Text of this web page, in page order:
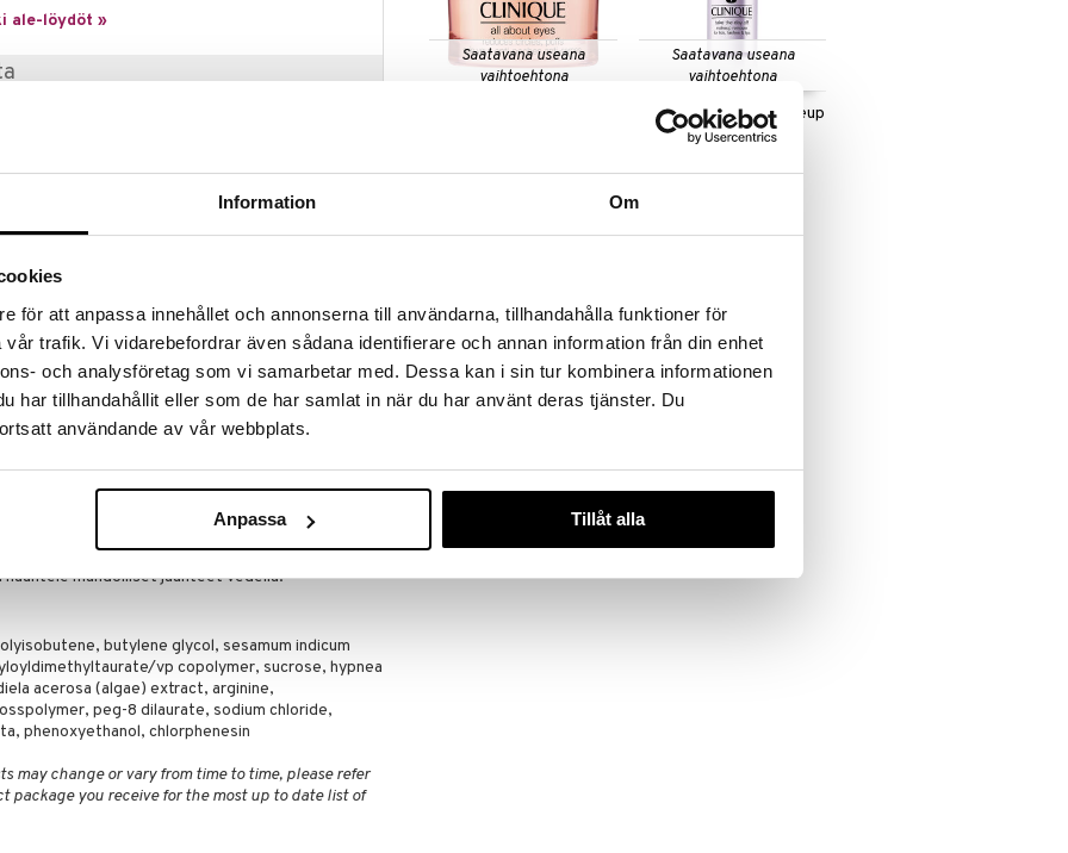
Information Om
för att anpassa innehållet och annonserna till användarna, tillhandahålla funktioner för
trafik. Vi vidarebefordrar även sådana identifierare och annan information från din enhet
och analysföretag som vi samarbetar med. Dessa kan i sin tur kombinera informationen
har tillhandahållit eller som de har samlat in när du har använt deras tjänster. Du
användande av vår webbplats.
Anpassa Tillåt alla
ale-löydöt »
asiantuntemuksen tehokkaisiin tuotteisiin
ja hajusteettomiin
ja hellävaraisen kokemuksen iholle.
on Cliniquen miedoin silmämeikinpoistoaine.
nopeasti ja tasaisesti. Poistaa tehokkaasti
Ota tippa vanulapulle. Sulje silmä ja hiero
ylöspäin ja sitten alaspäin, avaa silmä ja kuivaa
huuhtele mahdolliset jäänteet vedellä.
butylene glycol, sesamum indicum
vp copolymer, sucrose, hypnea
acerosa (algae) extract, arginine,
peg-8 dilaurate, sodium chloride,
phenoxyethanol, chlorphenesin
may change or vary from time to time, please refer
you receive for the most up to date list of
Saatavana useana
vaihtoehtona
Saatavana useana
vaihtoehtona
Take The Day Off Makeup
Remover